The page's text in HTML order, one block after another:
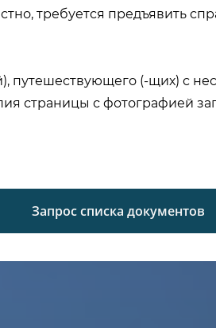
требуется предъявить
(-щих) с
страницы с фотографией
Запрос списка документов